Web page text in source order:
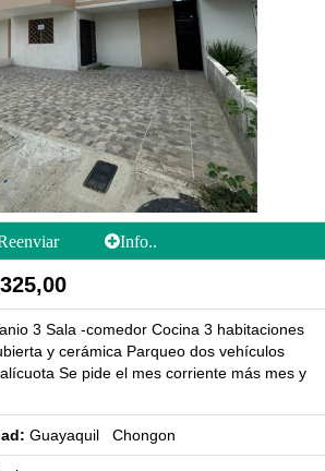
Info..
3 Sala -comedor Cocina 3 habitaciones
y cerámica Parqueo dos vehículos
Se pide el mes corriente más mes y
Guayaquil Chongon